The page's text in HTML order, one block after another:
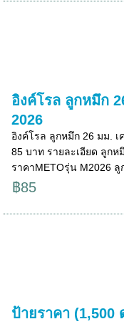
อิงค์โรล ลูกหมึก
2026
อิงค์โรล ลูกหมึก 26 มม. เ
85 บาท รายละเอียด ลูก
ราคาMETOรุ่น M2026
฿85
ป้ายราคา (1,500